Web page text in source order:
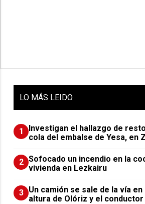
LO MÁS LEIDO
1
Investigan el hallazgo de
cola del embalse de Yesa, en
2 Sofocado un incendio en la
vivienda en Lezkairu
3 Un camión se sale de la vía en
altura de Olóriz y el